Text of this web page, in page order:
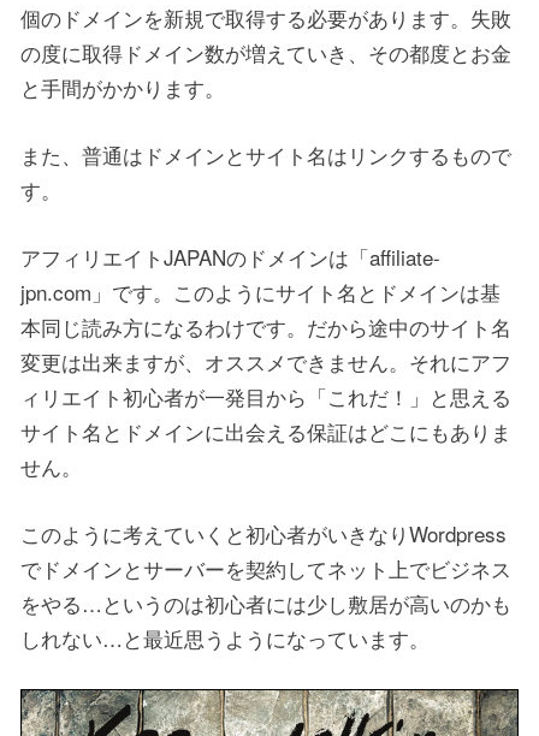
個のドメインを新規で取得する必要があります。失敗
の度に取得ドメイン数が増えていき、その都度とお金
と手間がかかります。
また、普通はドメインとサイト名はリンクするもので
す。
アフィリエイトJAPANのドメインは「affiliate-
jpn.com」です。このようにサイト名とドメインは基
本同じ読み方になるわけです。だから途中のサイト名
変更は出来ますが、オススメできません。それにアフ
ィリエイト初心者が一発目から「これだ！」と思える
サイト名とドメインに出会える保証はどこにもありま
せん。
このように考えていくと初心者がいきなりWordpress
でドメインとサーバーを契約してネット上でビジネス
をやる…というのは初心者には少し敷居が高いのかも
しれない…と最近思うようになっています。